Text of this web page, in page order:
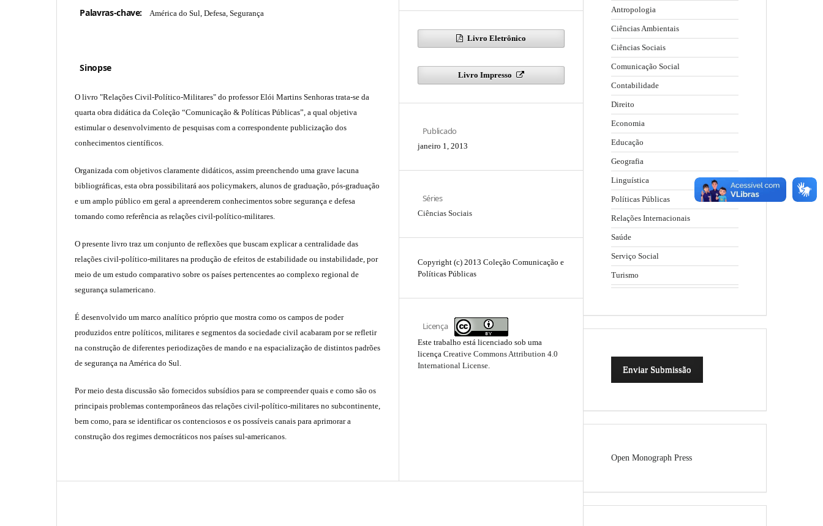
Palavras-chave: América do Sul, Defesa, Segurança
Sinopse
O livro "Relações Civil-Político-Militares" do professor Elói Martins Senhoras trata-se da
quarta obra didática da Coleção “Comunicação & Políticas Públicas”, a qual objetiva
estimular o desenvolvimento de pesquisas com a correspondente publicização dos
conhecimentos científicos.
Organizada com objetivos claramente didáticos, assim preenchendo uma grave lacuna
bibliográficas, esta obra possibilitará aos policymakers, alunos de graduação, pós-graduação
e um amplo público em geral a apreenderem conhecimentos sobre segurança e defesa
tomando como referência as relações civil-político-militares.
O presente livro traz um conjunto de reflexões que buscam explicar a centralidade das
relações civil-político-militares na produção de efeitos de estabilidade ou instabilidade, por
meio de um estudo comparativo sobre os países pertencentes ao complexo regional de
segurança sulamericano.
É desenvolvido um marco analítico próprio que mostra como os campos de poder
produzidos entre políticos, militares e segmentos da sociedade civil acabaram por se refletir
na construção de diferentes periodizações de mando e na espacialização de distintos padrões
de segurança na América do Sul.
Por meio desta discussão são fornecidos subsídios para se compreender quais e como são os
principais problemas contemporâneos das relações civil-político-militares no subcontinente,
bem como, para se identificar os contenciosos e os possíveis canais para aprimorar a
construção dos regimes democráticos nos países sul-americanos.
Livro Eletrônico
Livro Impresso
Publicado
janeiro 1, 2013
Séries
Ciências Sociais
Copyright (c) 2013 Coleção Comunicação e
Políticas Públicas
Licença
Este trabalho está licenciado sob uma
licença Creative Commons Attribution 4.0
International License.
Antropologia
Ciências Ambientais
Ciências Sociais
Comunicação Social
Contabilidade
Direito
Economia
Educação
Geografia
Linguística
Políticas Públicas
Relações Internacionais
Saúde
Serviço Social
Turismo
Enviar Submissão
Open Monograph Press